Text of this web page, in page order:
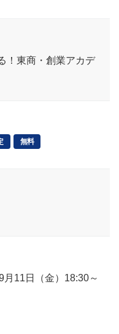
！東商・創業アカデ
無料
11日（金）18:30～